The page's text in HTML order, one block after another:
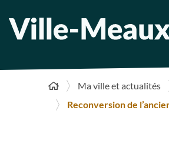
Ma ville et actualités
Reconversion de